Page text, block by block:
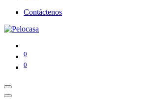
Contáctenos
0
0